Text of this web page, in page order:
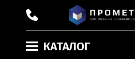
КАТАЛОГ